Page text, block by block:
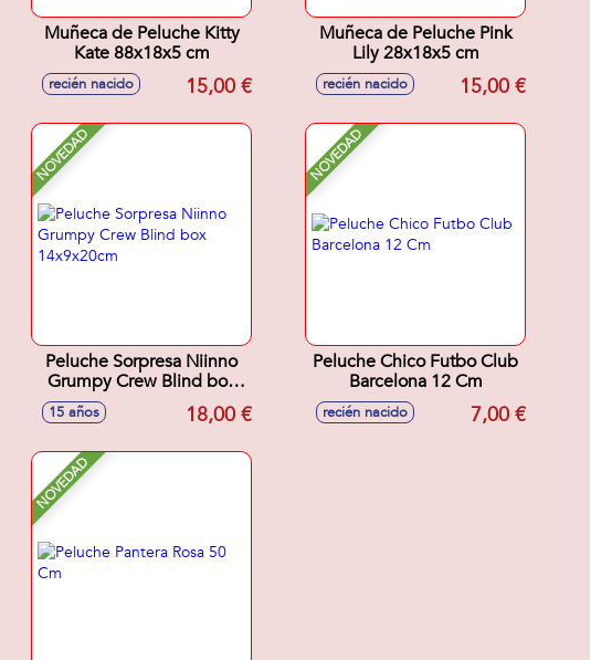
Muñeca de Peluche Kitty
Kate 88x18x5 cm
recién nacido 15,00 €
Muñeca de Peluche Pink
Lily 28x18x5 cm
recién nacido 15,00 €
NOVEDAD
Peluche Sorpresa Niinno
Grumpy Crew Blind box
14x9x20cm
15 años 18,00 €
NOVEDAD
Peluche Chico Futbo Club
Barcelona 12 Cm
recién nacido 7,00 €
NOVEDAD